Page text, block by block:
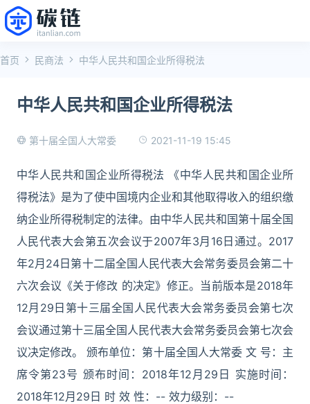
首页 民商法 中华人民共和国企业所得税法
中华人民共和国企业所得税法
第十届全国人大常委 2021-11-19 15:45
中华人民共和国企业所得税法 《中华人民共和国企业所
得税法》是为了使中国境内企业和其他取得收入的组织缴
纳企业所得税制定的法律。由中华人民共和国第十届全国
人民代表大会第五次会议于2007年3月16日通过。2017
年2月24日第十二届全国人民代表大会常务委员会第二十
六次会议《关于修改 的决定》修正。当前版本是2018年
12月29日第十三届全国人民代表大会常务委员会第七次
会议通过第十三届全国人民代表大会常务委员会第七次会
议决定修改。 颁布单位：第十届全国人大常委 文 号：主
席令第23号 颁布时间：2018年12月29日 实施时间：
2018年12月29日 时 效 性：-- 效力级别：--